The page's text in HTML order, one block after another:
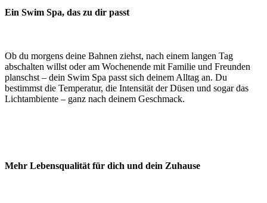
Ein Swim Spa, das zu dir passt
Ob du morgens deine Bahnen ziehst, nach einem langen Tag
abschalten willst oder am Wochenende mit Familie und Freunden
planschst – dein Swim Spa passt sich deinem Alltag an. Du
bestimmst die Temperatur, die Intensität der Düsen und sogar das
Lichtambiente – ganz nach deinem Geschmack.
Mehr Lebensqualität für dich und dein Zuhause